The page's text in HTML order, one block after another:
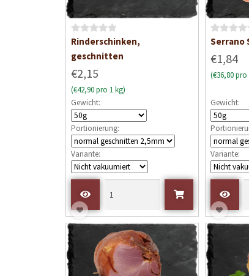
B
e
r
t
e
t
m
i
0
o
n
5
Rinderschinken,
geschnitten
€2,15
(€42,90 pro 1 kg)
Gewicht:
Portionierung:
Variante:
B
w
e
t
e
t
m
i
0
o
n
5
Serrano
€1,84
(€36,80 pro
Gewicht:
Variante: